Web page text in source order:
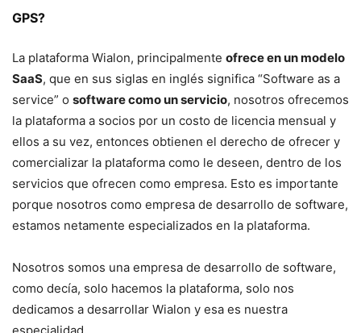
GPS?
La plataforma Wialon, principalmente ofrece en un modelo
SaaS, que en sus siglas en inglés significa “Software as a
service” o software como un servicio, nosotros ofrecemos
la plataforma a socios por un costo de licencia mensual y
ellos a su vez, entonces obtienen el derecho de ofrecer y
comercializar la plataforma como le deseen, dentro de los
servicios que ofrecen como empresa. Esto es importante
porque nosotros como empresa de desarrollo de software,
estamos netamente especializados en la plataforma.
Nosotros somos una empresa de desarrollo de software,
como decía, solo hacemos la plataforma, solo nos
dedicamos a desarrollar Wialon y esa es nuestra